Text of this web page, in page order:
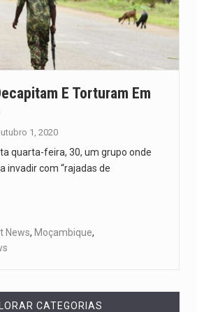
O pagamento marca o desfecho de um dos processos mais…
E Torturam Em
1, 2020
quarta-feira, 30, um grupo onde
invadir com “rajadas de
News, Moçambique,
CATEGORIAS